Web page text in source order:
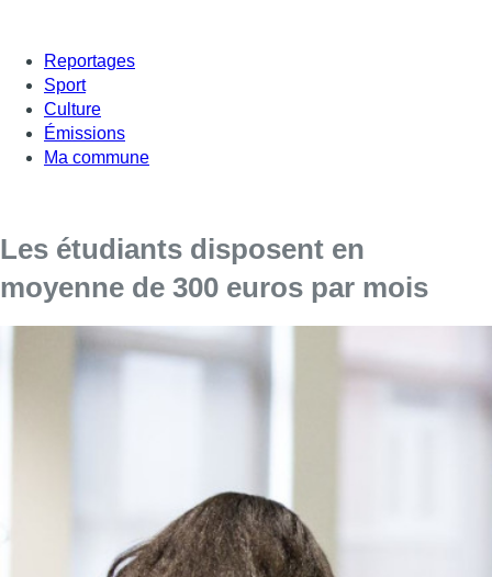
Reportages
Sport
Culture
Émissions
Ma commune
Les étudiants disposent en
moyenne de 300 euros par mois